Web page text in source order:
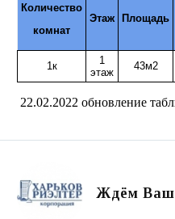
Количество
комнат
Этаж Площадь
1к
1
этаж
43м2
22.02.2022 обновление
Ждём